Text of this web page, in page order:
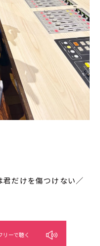
君だけを傷つけない／
リーで聴く